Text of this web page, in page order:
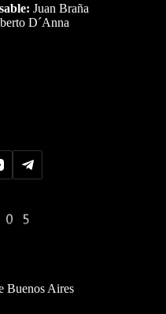
Juan Braña
D´Anna
Buenos Aires